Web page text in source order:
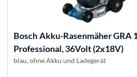
BoschAkku-Rasenmäher GRA
Professional, 36Volt (2x18V)
blau, ohne Akku und Ladegerät